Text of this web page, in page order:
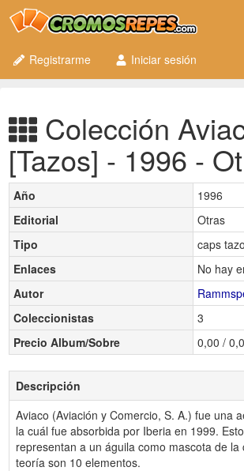
Registrarme
Iniciar sesión
Colección
[Tazos] - 1996 -
Año
1996
Editorial
Otras
Tipo
caps
Enlaces
No hay
Autor
Coleccionistas
3
Precio Album/Sobre
0,00 /
Descripción
Aviaco (Aviación y Comercio, S. A.) fue una
la cuál fue absorbida por Iberia en 1999.
representan a un águila como mascota de la
teoría son 10 elementos.